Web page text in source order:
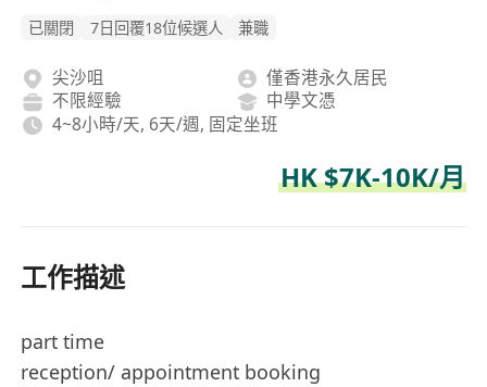
已關閉 7日回覆18位候選人 兼職
尖沙咀
僅香港永久居民
不限經驗
中學文憑
4~8小時/天, 6天/週, 固定坐班
HK $7K-10K/月
工作描述
part time
reception/ appointment booking